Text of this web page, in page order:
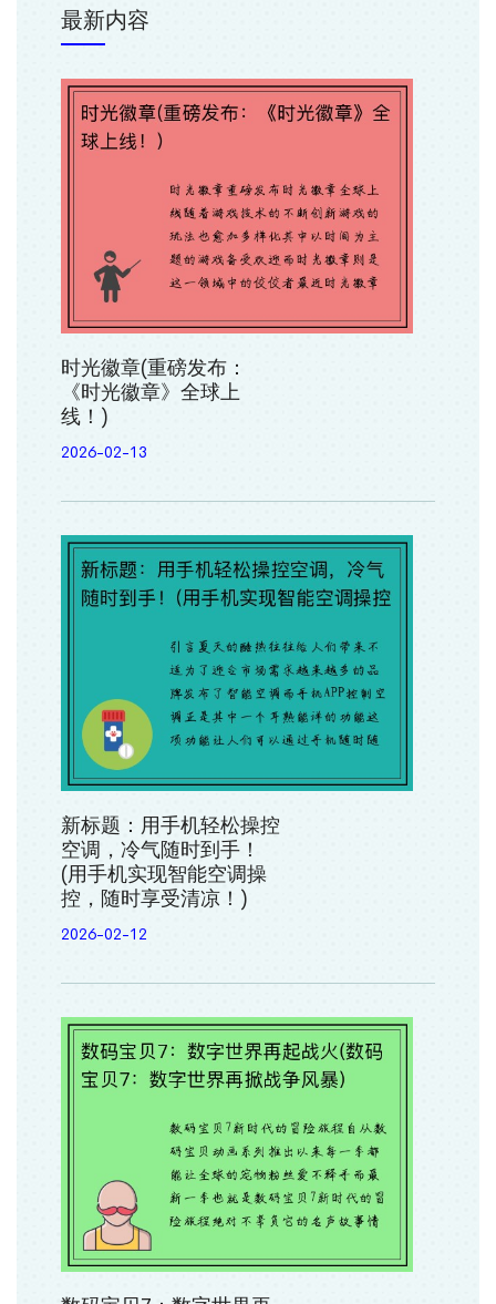
最新内容
时光徽章(重磅发布：
《时光徽章》全球上
线！)
2026-02-13
新标题：用手机轻松操控
空调，冷气随时到手！
(用手机实现智能空调操
控，随时享受清凉！)
2026-02-12